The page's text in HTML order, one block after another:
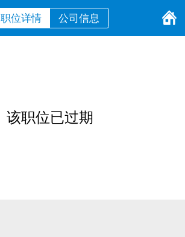
职位详情 公司信息
该职位已过期